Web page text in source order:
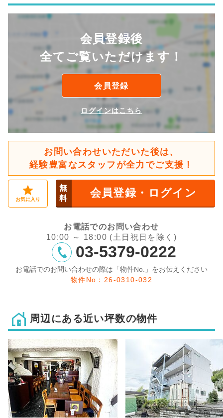
会員登録後
全てご覧いただけます！
会員登録
ログインはこちら
お問い合わせいただいた後は、
経験豊富なスタッフが全力でご支援！
お気に入り
無
料
会員登録・ログイン
お電話でのお問い合わせ
10:00 ～ 18:00 (土日祝日を除く)
03-5379-0222
お電話でのお問い合わせの際は「物件No.」をお伝えください
物件No：26-0310-032
周辺にある近い坪数の物件